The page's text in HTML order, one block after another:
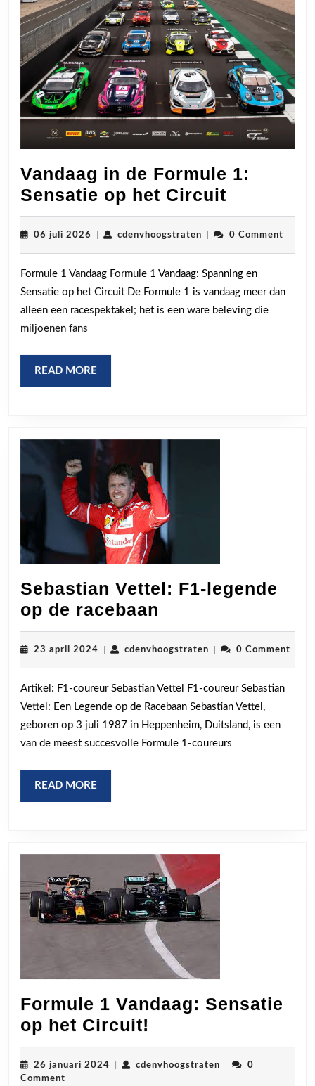
Vandaag in de Formule 1:
Sensatie op het Circuit
in
de
Formule
1:
Sensatie
op
06 juli 2026 06
cdenvhoogstratencdenvhoogstraten
0 Comment
Formule 1 Vandaag Formule 1 Vandaag: Spanning en
Sensatie op het Circuit De Formule 1 is vandaag meer dan
alleen een racespektakel; het is een ware beleving die
miljoenen fans
READ MORE
MORE
Sebastian Vettel: F1-legende
op de racebaan
Vettel:
F1-
legende
op
de
racebaan
23 april 2024 23
cdenvhoogstratencdenvhoogstraten
0 Comment
Artikel: F1-coureur Sebastian Vettel F1-coureur Sebastian
Vettel: Een Legende op de Racebaan Sebastian Vettel,
geboren op 3 juli 1987 in Heppenheim, Duitsland, is een
van de meest succesvolle Formule 1-coureurs
READ MORE
MORE
Formule 1 Vandaag: Sensatie
op het Circuit!
1
Vandaag:
26 januari 2024 26
cdenvhoogstratencdenvhoogstraten
0
Comment